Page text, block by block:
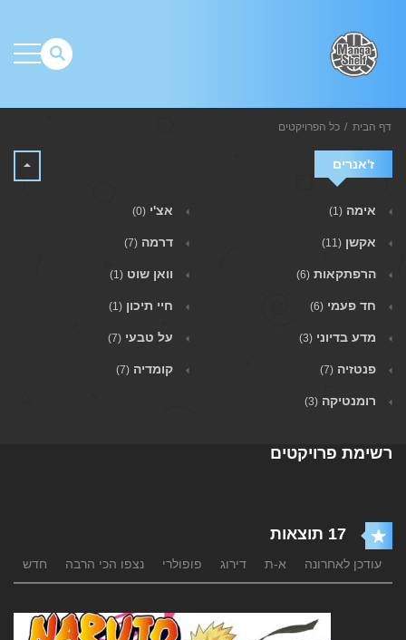
דף הבית כל הפרויקטים
ז'אנרים
אימה (1) אצ'י (0)
אקשן (11) דרמה (7)
הרפתקאות (6) וואן שוט (1)
חד פעמי (6) חיי תיכון (1)
מדע בדיוני (3) על טבעי (7)
פנטזיה (7) קומדיה (7)
רומנטיקה (3)
רשימת פרויקטים
עודכן לאחרונה א-ת דירוג פופולרי נצפו הכי הרבה חדש